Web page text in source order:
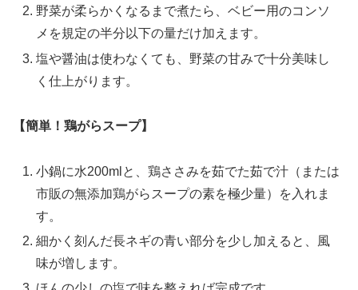
野菜が柔らかくなるまで煮たら、ベビー用のコンソ
メを規定の半分以下の量だけ加えます。
塩や醤油は使わなくても、野菜の甘みで十分美味し
く仕上がります。
【簡単！鶏がらスープ】
小鍋に水200mlと、鶏ささみを茹でた茹で汁（または
市販の無添加鶏がらスープの素を極少量）を入れま
す。
細かく刻んだ長ネギの青い部分を少し加えると、風
味が増します。